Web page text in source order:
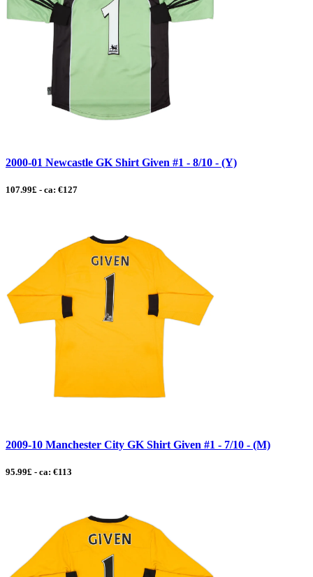
2000-01 Newcastle GK Shirt Given #1 - 8/10 - (Y)
107.99£ - ca: €127
2009-10 Manchester City GK Shirt Given #1 - 7/10 - (M)
95.99£ - ca: €113